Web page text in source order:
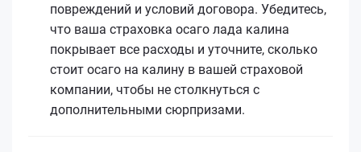
повреждений и условий договора. Убедитесь,
что ваша страховка осаго лада калина
покрывает все расходы и уточните, сколько
стоит осаго на калину в вашей страховой
компании, чтобы не столкнуться с
дополнительными сюрпризами.